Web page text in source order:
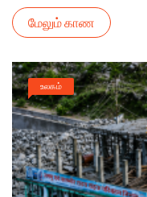
மேலும் காண
உலகம்